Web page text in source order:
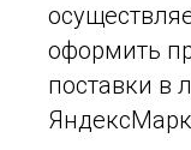
оформить
поставки в